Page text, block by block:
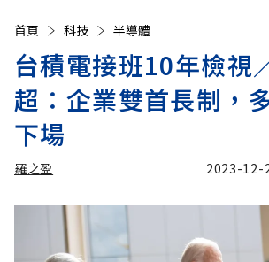
首頁 科技 半導體
台積電接班10年檢視
超：企業雙首長制，
下場
羅之盈 2023-12-